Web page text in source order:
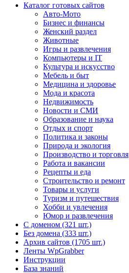
Каталог готовых сайтов
Авто-Мото
Бизнес и финансы
Женский раздел
Животные
Игры и развлечения
Компьютеры и IT
Культура и искусство
Мебель и быт
Медицина и здоровье
Мода и красота
Недвижимость
Новости и СМИ
Образование и наука
Отдых и спорт
Политика и законы
Природа и экология
Производство и торговля
Работа и вакансии
Рецепты и еда
Строительство и ремонт
Товары и услуги
Туризм и путешествия
Хобби и увлечения
Юмор и развлечения
С доменом (321 шт.)
Без домена (333 шт.)
Архив сайтов (1705 шт.)
Ленты WpGrabber
Инструкции
База знаний